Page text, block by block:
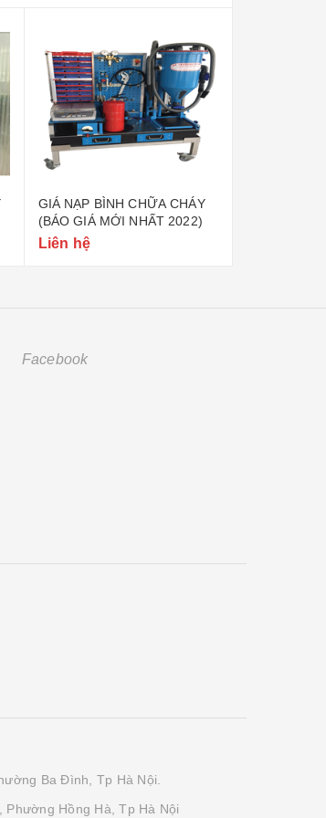
GIÁ NẠP BÌNH CHỮA CHÁY
(BÁO GIÁ MỚI NHẤT 2022)
Liên hệ
Facebook
Ba Đình, Tp Hà Nội.
Hồng Hà, Tp Hà Nội